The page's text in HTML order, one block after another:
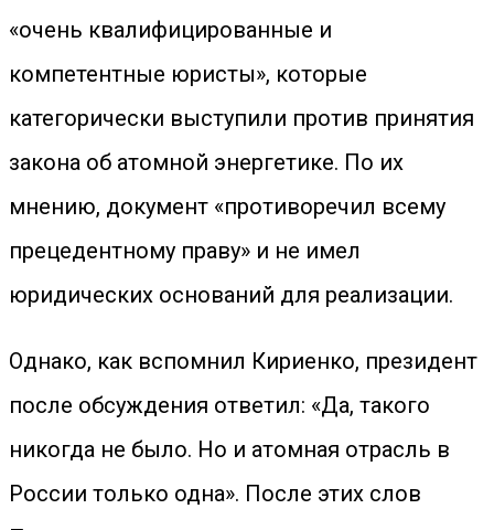
«очень квалифицированные и
компетентные юристы», которые
категорически выступили против принятия
закона об атомной энергетике. По их
мнению, документ «противоречил всему
прецедентному праву» и не имел
юридических оснований для реализации.
Однако, как вспомнил Кириенко, президент
после обсуждения ответил: «Да, такого
никогда не было. Но и атомная отрасль в
России только одна». После этих слов